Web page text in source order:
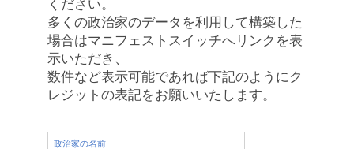
ください。
多くの政治家のデータを利用して構築した
場合はマニフェストスイッチへリンクを表
示いただき、
数件など表示可能であれば下記のようにク
レジットの表記をお願いいたします。
政治家の名前